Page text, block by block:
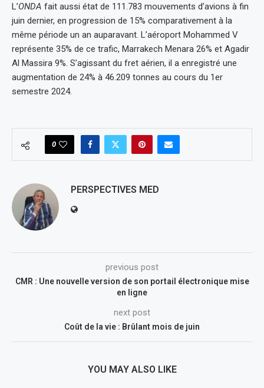
L’ONDA fait aussi état de 111.783 mouvements d’avions à fin
juin dernier, en progression de 15% comparativement à la
même période un an auparavant. L’aéroport Mohammed V
représente 35% de ce trafic, Marrakech Menara 26% et Agadir
Al Massira 9%. S’agissant du fret aérien, il a enregistré une
augmentation de 24% à 46.209 tonnes au cours du 1er
semestre 2024.
0
PERSPECTIVES MED
previous post
CMR : Une nouvelle version de son portail électronique mise
en ligne
next post
Coût de la vie : Brûlant mois de juin
YOU MAY ALSO LIKE